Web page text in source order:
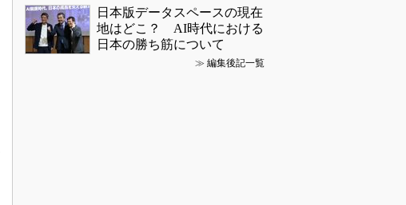
日本版データスペースの現在
地はどこ？ AI時代における
日本の勝ち筋について
≫ 編集後記一覧